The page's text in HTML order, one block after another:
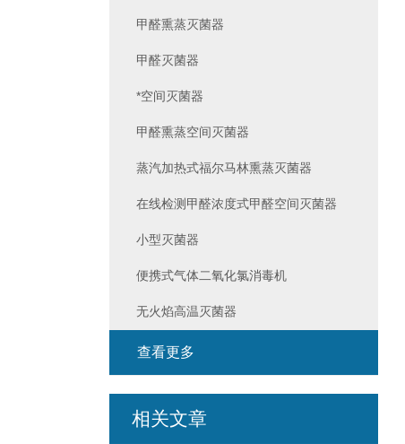
甲醛熏蒸灭菌器
甲醛灭菌器
*空间灭菌器
甲醛熏蒸空间灭菌器
蒸汽加热式福尔马林熏蒸灭菌器
在线检测甲醛浓度式甲醛空间灭菌器
小型灭菌器
便携式气体二氧化氯消毒机
无火焰高温灭菌器
查看更多
相关文章